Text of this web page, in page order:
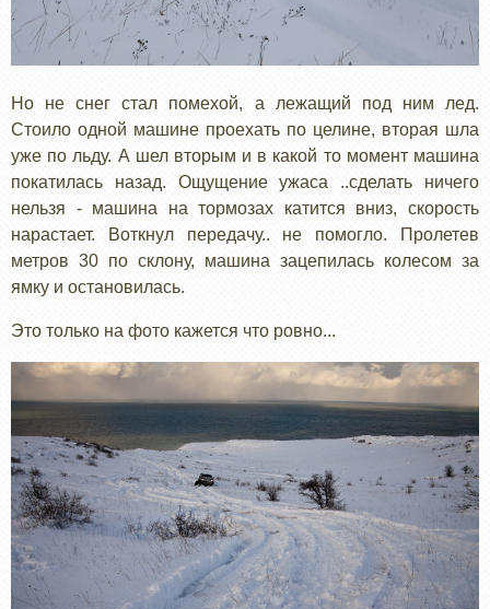
Но не снег стал помехой, а лежащий под ним лед.
Стоило одной машине проехать по целине, вторая шла
уже по льду. А шел вторым и в какой то момент машина
покатилась назад. Ощущение ужаса ..сделать ничего
нельзя - машина на тормозах катится вниз, скорость
нарастает. Воткнул передачу.. не помогло. Пролетев
метров 30 по склону, машина зацепилась колесом за
ямку и остановилась.
Это только на фото кажется что ровно...